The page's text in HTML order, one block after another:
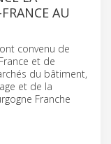
AU
convenu de
et de
du bâtiment,
et de la
Franche